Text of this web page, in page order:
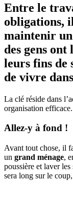
Entre le
obligations,
maintenir
des gens
leurs fins de
de vivre
La clé réside dans
organisation
Allez-y à fond !
Avant tout chose, il
un grand ménage,
poussière et laver
sera long sur le